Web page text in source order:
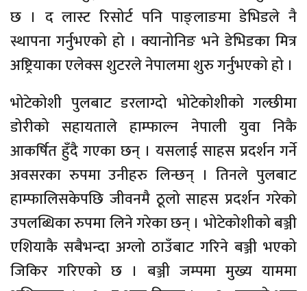
छ । द लास्ट रिसोर्ट पनि पाङ्लाङमा डेभिडले नै
स्थापना गर्नुभएको हो । क्यानोनिङ भने डेभिडका मित्र
अष्ट्रियाका एलेक्स शुटरले नेपालमा शुरु गर्नुभएको हो ।
भोटेकोशी पुलबाट डरलाग्दो भोटेकोशीको गल्छीमा
डोरीको सहायताले हाम्फाल्न नेपाली युवा निकै
आकर्षित हुँदै गएका छन् । यसलाई साहस प्रदर्शन गर्ने
अवसरका रुपमा उनीहरु लिन्छन् । तिनले पुलबाट
हाम्फालिसकेपछि जीवनमै ठूलो साहस प्रदर्शन गरेको
उपलब्धिका रुपमा लिने गरेका छन् । भोटेकोशीको बञ्जी
एशियाकै सबैभन्दा अग्लो ठाउँबाट गरिने बञ्जी भएको
जिकिर गरिएको छ । बञ्जी जम्पमा मुख्य याममा